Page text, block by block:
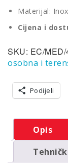
Materijal:
Cijena i
SKU: EC/
osobna i
Podijeli
Opis